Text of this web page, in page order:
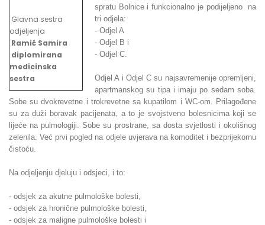
Glavna sestra
odjeljenja
Ramić Samira
diplomirana
medicinska
sestra
spratu Bolnice i funkcionalno je podijeljeno na
tri odjela:
- Odjel A
- Odjel B i
- Odjel C.
Odjel A i Odjel C su najsavremenije opremljeni,
apartmanskog su tipa i imaju po sedam soba.
Sobe su dvokrevetne i trokrevetne sa kupatilom i WC-om. Prilagođene
su za duži boravak pacijenata, a to je svojstveno bolesnicima koji se
lijeće na pulmologiji. Sobe su prostrane, sa dosta svjetlosti i okolišnog
zelenila. Već prvi pogled na odjele uvjerava na komoditet i bezprijekornu
čistoću.
Na odjeljenju djeluju i odsjeci, i to:
- odsjek za akutne pulmološke bolesti,
- odsjek za hronične pulmološke bolesti,
- odsjek za maligne pulmološke bolesti i